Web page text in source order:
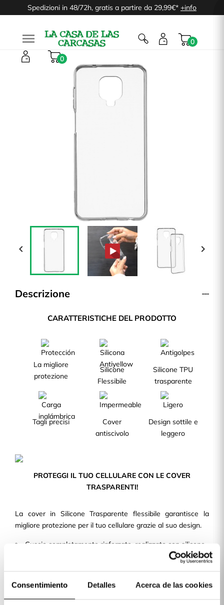
Consentimiento Detalles Acerca de las cookies
Spedizioni in 48/72h, gratis a partire da 29,99€* +info

0
0
 
Descrizione
CARATTERISTICHE DEL PRODOTTO
La migliore
protezione
Silicone
Flessibile
Silicone TPU
trasparente
Tagli precisi
Cover
antiscivolo
Design sottile e
leggero
PROTEGGI IL TUO CELLULARE CON LE COVER
TRASPARENTI!
La cover in Silicone Trasparente flessibile garantisce la
migliore protezione per il tuo cellulare grazie al suo design.
Guscio completamente rinforzato, realizzato con silicone
Con ritagli precisi e una finitura perfetta, consente
l'accesso a tutti i pulsanti e alle porte del dispositivo.